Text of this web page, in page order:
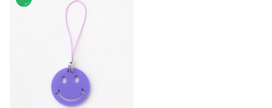
отделение разбито на три отсека: для книг, тетрадей и
папок А4, есть карман из сетки на молнии.
Дополнительное жесткое отделение не даст помяться
ценным вещам. Для безопасности в темное время
суток мы добавили со всех сторон светоотражающие
элементы. За счет водо- и грязеотталкивающей
пропитки ранец долго остается как новый.